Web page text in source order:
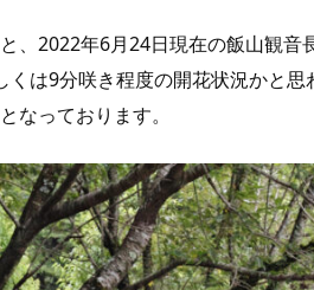
、2022年6月24日現在の飯山観音
は9分咲き程度の開花状況かと
なっております。